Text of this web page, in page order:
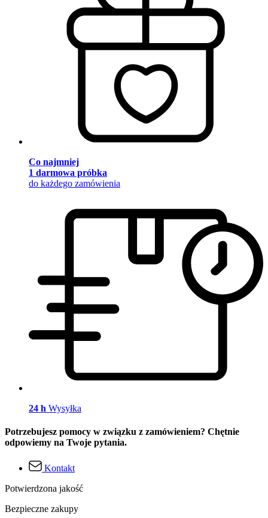
Co najmniej
1 darmowa próbka
do każdego zamówienia
24 h Wysyłka
Potrzebujesz pomocy w związku z zamówieniem? Chętnie
odpowiemy na Twoje pytania.
Kontakt
Potwierdzona jakość
Bezpieczne zakupy